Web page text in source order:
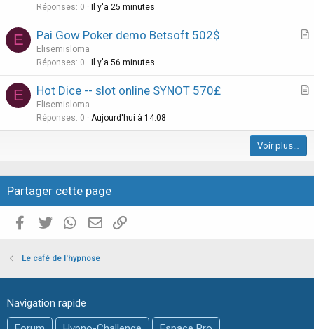
c
Réponses 0 Il y'a 25 minutes
E
A
c
Pai Gow Poker demo Betsoft 502$
Elisemisloma
Réponses 0 Il y'a 56 minutes
E
A
i
l
e
Hot Dice -- slot online SYNOT 570£
Elisemisloma
Réponses 0 Aujourd'hui à 14:08
Voir plus…
Partager cette page
Facebook
Twitter WhatsAppE-mail valide
Le café de l'hypnose
Navigation rapide